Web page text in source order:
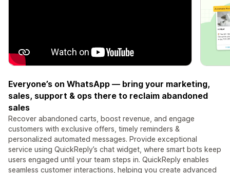
Everyone’s on WhatsApp — bring your marketing,
sales, support & ops there to reclaim abandoned
sales
Recover abandoned carts, boost revenue, and engage
customers with exclusive offers, timely reminders &
personalized automated messages. Provide exceptional
service using QuickReply’s chat widget, where smart bots keep
users engaged until your team steps in. QuickReply enables
seamless customer interactions, helping you create advanced